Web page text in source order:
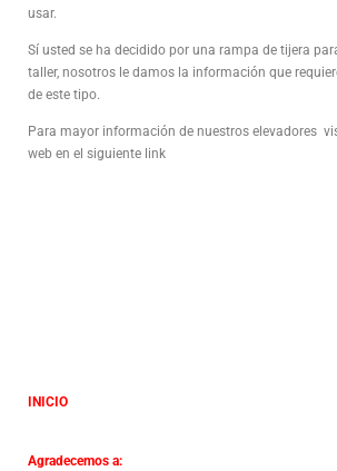
usar.
Sí usted se ha decidido por una rampa de tijera
taller, nosotros le damos la información que
de este tipo.
Para mayor información de nuestros elevadores
web en el siguiente link
INICIO
Agradecemos a: